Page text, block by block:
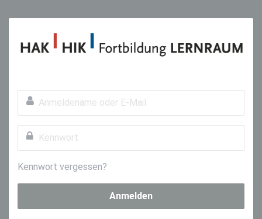
Anmeldename oder E-Mail
Kennwort
Kennwort vergessen?
Anmelden